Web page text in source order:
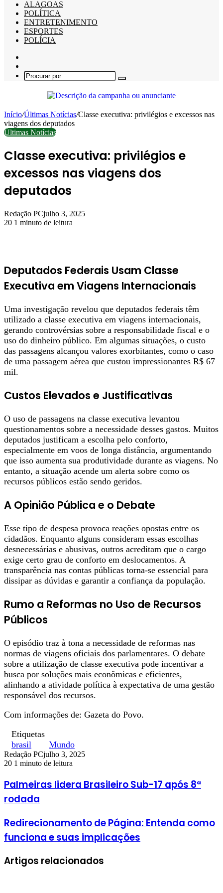
ALAGOAS
POLÍTICA
ENTRETENIMENTO
ESPORTES
POLÍCIA
skin
Procurar
Início/Últimas Notícias/Classe executiva: privilégios e excessos nas
viagens dos deputados
Últimas Notícias
Classe executiva: privilégios e
excessos nas viagens dos
deputados
Redação PCjulho 3, 2025
20 1 minuto de leitura
Deputados Federais Usam Classe
Executiva em Viagens Internacionais
Uma investigação revelou que deputados federais têm
utilizado a classe executiva em viagens internacionais,
gerando controvérsias sobre a responsabilidade fiscal e o
uso do dinheiro público. Em algumas situações, o custo
das passagens alcançou valores exorbitantes, como o caso
de uma passagem aérea que custou impressionantes R$ 67
mil.
Custos Elevados e Justificativas
O uso de passagens na classe executiva levantou
questionamentos sobre a necessidade desses gastos. Muitos
deputados justificam a escolha pelo conforto,
especialmente em voos de longa distância, argumentando
que isso aumenta sua produtividade durante as viagens. No
entanto, a situação acende um alerta sobre como os
recursos públicos estão sendo geridos.
A Opinião Pública e o Debate
Esse tipo de despesa provoca reações opostas entre os
cidadãos. Enquanto alguns consideram essas escolhas
desnecessárias e abusivas, outros acreditam que o cargo
exige certo grau de conforto em deslocamentos. A
transparência nas contas públicas torna-se essencial para
dissipar as dúvidas e garantir a confiança da população.
Rumo a Reformas no Uso de Recursos
Públicos
O episódio traz à tona a necessidade de reformas nas
normas de viagens oficiais dos parlamentares. O debate
sobre a utilização de classe executiva pode incentivar a
busca por soluções mais econômicas e eficientes,
alinhando a atividade política à expectativa de uma gestão
responsável dos recursos.
Com informações de: Gazeta do Povo.
Etiquetas
brasil
Mundo
Redação PCjulho 3, 2025
20 1 minuto de leitura
Palmeiras lidera Brasileiro Sub-17 após 8ª
rodada
Redirecionamento de Página: Entenda como
funciona e suas implicações
Artigos relacionados